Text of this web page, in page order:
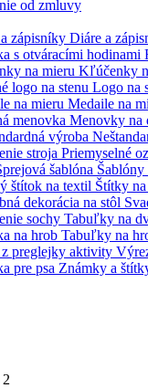
od zmluvy
Diáre a
Kľúčenky
Logo na
Medaile na
Menovky na
Priemyselné
Šablóny
Štítky
Tabuľky na
Tabuľky na
Známky a